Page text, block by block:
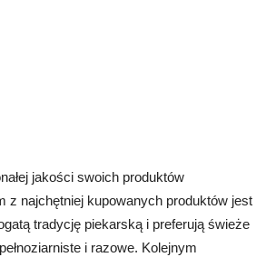
jakości swoich produktów
z najchętniej kupowanych produktów jest
tradycję piekarską i preferują świeże
i razowe. Kolejnym